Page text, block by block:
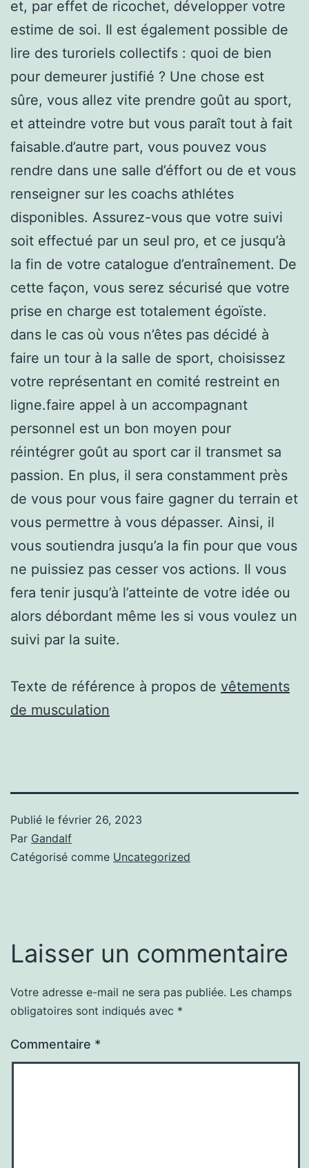
et, par effet de ricochet, développer votre
estime de soi. Il est également possible de
lire des turoriels collectifs : quoi de bien
pour demeurer justifié ? Une chose est
sûre, vous allez vite prendre goût au sport,
et atteindre votre but vous paraît tout à fait
faisable.d’autre part, vous pouvez vous
rendre dans une salle d’éffort ou de et vous
renseigner sur les coachs athlétes
disponibles. Assurez-vous que votre suivi
soit effectué par un seul pro, et ce jusqu’à
la fin de votre catalogue d’entraînement. De
cette façon, vous serez sécurisé que votre
prise en charge est totalement égoïste.
dans le cas où vous n’êtes pas décidé à
faire un tour à la salle de sport, choisissez
votre représentant en comité restreint en
ligne.faire appel à un accompagnant
personnel est un bon moyen pour
réintégrer goût au sport car il transmet sa
passion. En plus, il sera constamment près
de vous pour vous faire gagner du terrain et
vous permettre à vous dépasser. Ainsi, il
vous soutiendra jusqu’a la fin pour que vous
ne puissiez pas cesser vos actions. Il vous
fera tenir jusqu’à l’atteinte de votre idée ou
alors débordant même les si vous voulez un
suivi par la suite.
Texte de référence à propos de vêtements
de musculation
Publié le février 26, 2023
Par Gandalf
Catégorisé comme Uncategorized
Laisser un commentaire
Votre adresse e-mail ne sera pas publiée. Les champs
obligatoires sont indiqués avec *
Commentaire *